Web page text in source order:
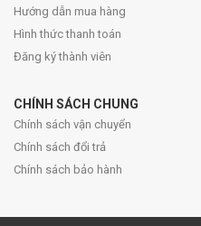
Hướng dẫn mua hàng
Hình thức thanh toán
Đăng ký thành viên
CHÍNH SÁCH CHUNG
Chính sách vận chuyển
Chính sách đổi trả
Chính sách bảo hành